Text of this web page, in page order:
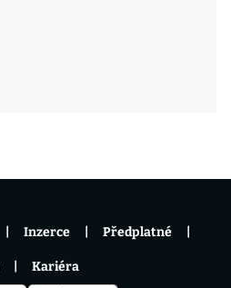
Inzerce Předplatné
Kariéra